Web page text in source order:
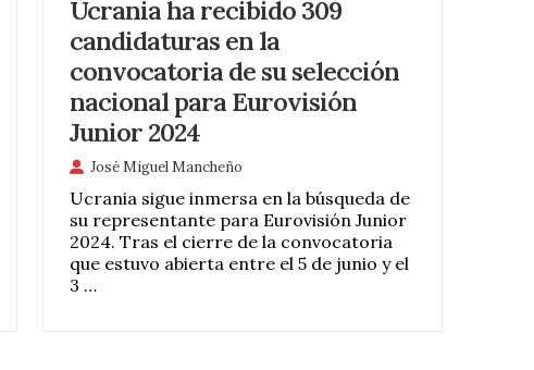
Ucrania ha recibido 309
candidaturas en la
convocatoria de su selección
nacional para Eurovisión
Junior 2024
José Miguel Mancheño
Ucrania sigue inmersa en la búsqueda de
su representante para Eurovisión Junior
2024. Tras el cierre de la convocatoria
que estuvo abierta entre el 5 de junio y el
3 …